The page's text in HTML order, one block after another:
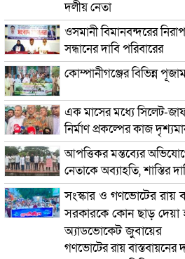
দলীয় নেতা
ওসমানী বিমানবন্দরের
সন্ধানের দাবি পরিবারের
কোম্পানীগঞ্জের বিভিন্ন
এক মাসের মধ্যে সিলেট-
নির্মাণ প্রকল্পের কাজ
আপত্তিকর মন্তব্যের
নেতাকে অব্যাহতি, শাস্তির
সংস্কার ও গণভোটের রায়
সরকারকে কোন ছাড় দেয়া
অ্যাডভোকেট জুবায়ের
গণভোটের রায় বাস্তবায়নের